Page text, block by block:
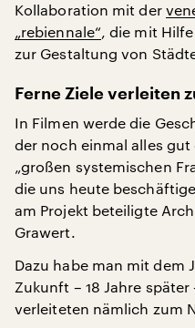
Kollaboration mit der
„rebiennale“, die mit
zur Gestaltung von
Ferne Ziele verleiten
In Filmen werde die
der noch einmal alles
„großen systemischen
die uns heute
am Projekt beteiligte
Grawert.
Dazu habe man mit dem
Zukunft – 18 Jahre
verleiteten nämlich zum